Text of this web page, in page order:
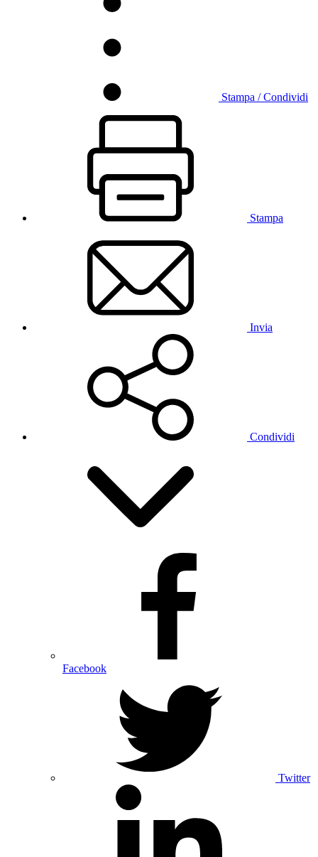
Stampa / Condividi
Stampa
Invia
Condividi
Facebook
Twitter